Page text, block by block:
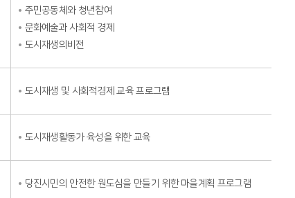
주민공동체와 청년참여
문화예술과 사회적 경제
도시재생의비전
도시재생 및 사회적경제 교육 프로그램
도시재생활동가 육성을 위한 교육
당진시민의 안전한 원도심을 만들기 위한 마을계획 프로그램